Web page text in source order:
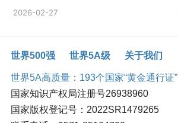
度评价通193国
2026-02-27
世界500强 世界5A级 关于我们
世界5A高质量：193个国家“黄金通行证”
国家知识产权局注册号26938960
国家版权登记号：2022SR1479265